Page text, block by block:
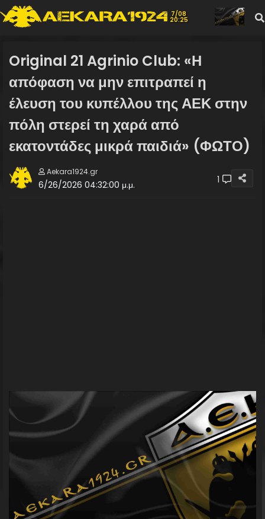
7/08
20:25
Original 21 Agrinio Club: «Η
απόφαση να μην επιτραπεί η
έλευση του κυπέλλου της ΑΕΚ στην
πόλη στερεί τη χαρά από
εκατοντάδες μικρά παιδιά» (ΦΩΤΟ)
Aekara1924.gr
6/26/2026 04:32:00 μ.μ. 1